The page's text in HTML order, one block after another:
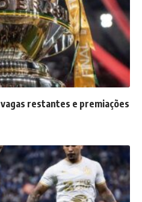
restantes e premiações